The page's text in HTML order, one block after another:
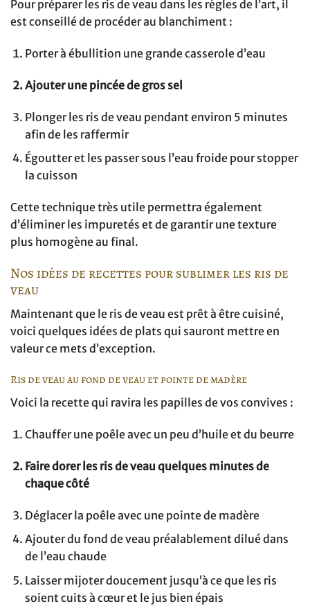
Pour préparer les ris de veau dans les règles de l’art, il
est conseillé de procéder au blanchiment :
Porter à ébullition une grande casserole d’eau
Ajouter une pincée de gros sel
Plonger les ris de veau pendant environ 5 minutes
afin de les raffermir
Égoutter et les passer sous l’eau froide pour stopper
la cuisson
Cette technique très utile permettra également
d’éliminer les impuretés et de garantir une texture
plus homogène au final.
Nos idées de recettes pour sublimer les ris de
veau
Maintenant que le ris de veau est prêt à être cuisiné,
voici quelques idées de plats qui sauront mettre en
valeur ce mets d’exception.
Ris de veau au fond de veau et pointe de madère
Voici la recette qui ravira les papilles de vos convives :
Chauffer une poêle avec un peu d’huile et du beurre
Faire dorer les ris de veau quelques minutes de
chaque côté
Déglacer la poêle avec une pointe de madère
Ajouter du fond de veau préalablement dilué dans
de l’eau chaude
Laisser mijoter doucement jusqu’à ce que les ris
soient cuits à cœur et le jus bien épais